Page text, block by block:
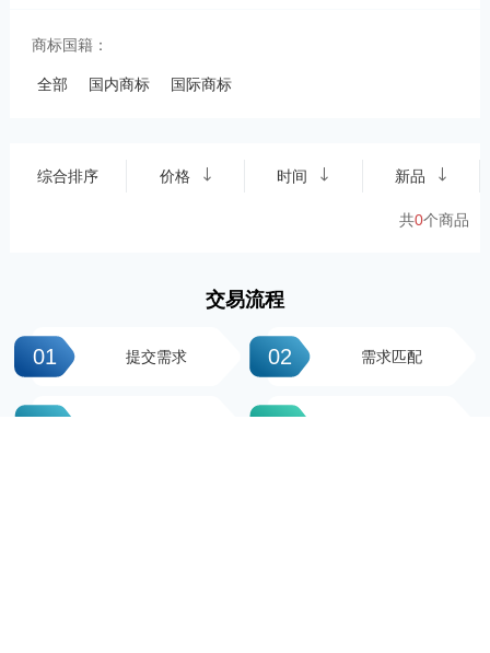
商标国籍：
全部 国内商标 国际商标
综合排序 价格 时间 新品
共0个商品
交易流程
01 提交需求 02 需求匹配
03 04